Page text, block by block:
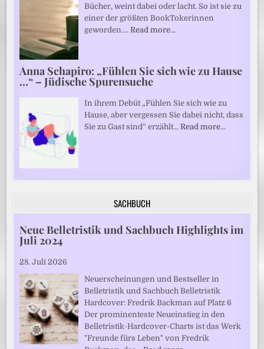
Bücher, weint dabei oder lacht. So ist sie zu
einer der größten BookTokerinnen
geworden.…Read more…
Anna Schapiro: „Fühlen Sie sich wie zu Hause
…“ – Jüdische Spurensuche
In ihrem Debüt „Fühlen Sie sich wie zu
Hause, aber vergessen Sie dabei nicht, dass
Sie zu Gast sind“ erzählt…Read more…
SACHBUCH
Neue Belletristik und Sachbuch Highlights im
Juli 2024
28. Juli 2026
Neuerscheinungen und Bestseller in
Belletristik und Sachbuch Belletristik
Hardcover: Fredrik Backman auf Platz 6
Der prominenteste Neueinstieg in den
Belletristik-Hardcover-Charts ist das Werk
"Freunde fürs Leben" von Fredrik